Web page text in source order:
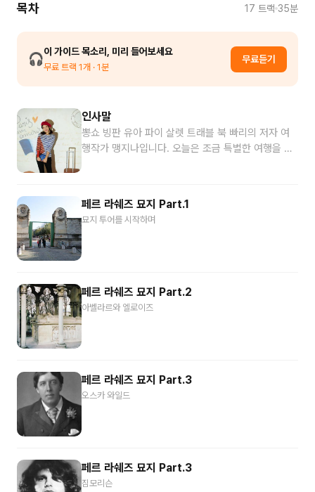
목차 17 트랙 35분
🎧이 가이드 목소리, 미리 들어보세요
무료 트랙 1개 · 1분
무료듣기
인사말
뽕쇼 빙판 유아 파이 살렛 트래블 북 빠리의 저자 여
행작가 맹지나입니다. 오늘은 조금 특별한 여행을 함
본 적은 단 1번도 없는데 파리에는 도시 곳곳에 위치
한 세계의 큰 묘지를 도보로 여행하는 워킹투어도 여
되면 들어갈 수 없어서 무섭지는 않습니다. 또 워낙
유명한 곳들이라 늘 방문객들을 볼 수 있기 때문에 전
인들은 모두 대단한 인물들이라 셋 중 어느 하나만 가
면 된다고 하나로 뭉뚱그려 나머지를 안 갈 수도 없는
이 될 것 같습니다.
페르 라쉐즈 묘지 Part.1
묘지 투어를 시작하며
페르 라쉐즈 묘지 Part.2
아벨라르와 엘로이즈
페르 라쉐즈 묘지 Part.3
오스카 와일드
페르 라쉐즈 묘지 Part.3
짐모리슨